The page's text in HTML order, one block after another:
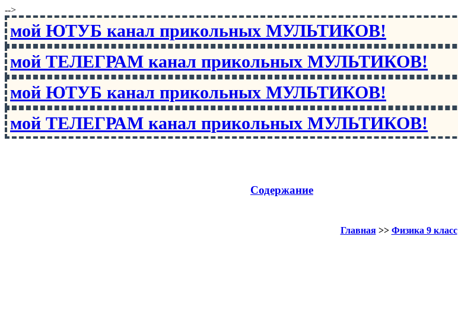
-->
мой ЮТУБ канал прикольных МУЛЬТИКОВ!
мой ТЕЛЕГРАМ канал прикольных МУЛЬТИКОВ!
мой ЮТУБ канал прикольных МУЛЬТИКОВ!
мой ТЕЛЕГРАМ канал прикольных МУЛЬТИКОВ!
Содержание
Главная>> Физика 9 класс